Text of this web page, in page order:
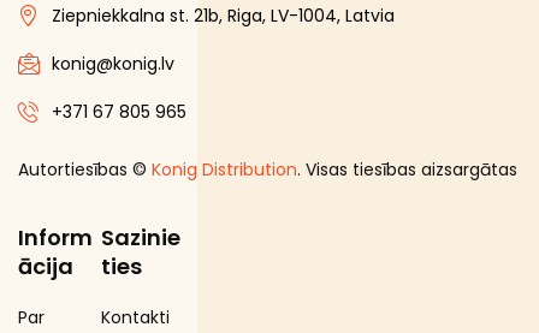
Ziepniekkalna st. 21b, Riga, LV-1004, Latvia
konig@konig.lv
+371 67 805 965
Autortiesības © Konig Distribution. Visas tiesības aizsargātas
Inform
ācija
Par
Sazinie
ties
Kontakti